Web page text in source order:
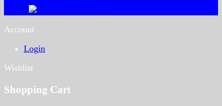
Account
Login
Wishlist
Shopping Cart